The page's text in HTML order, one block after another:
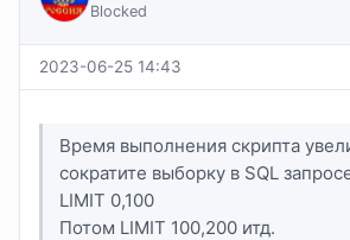
Blocked
2023-06-25 14:43
Время выполнения скрипта
сократите выборку в SQL
LIMIT 0,100
Потом LIMIT 100,200 итд.